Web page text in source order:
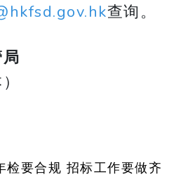
查询。
检要合规 招标工作要做齐